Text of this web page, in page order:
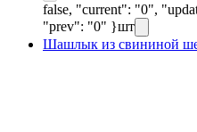
false, "current": "0",
"prev": "0" }шт
Шашлык из свининой